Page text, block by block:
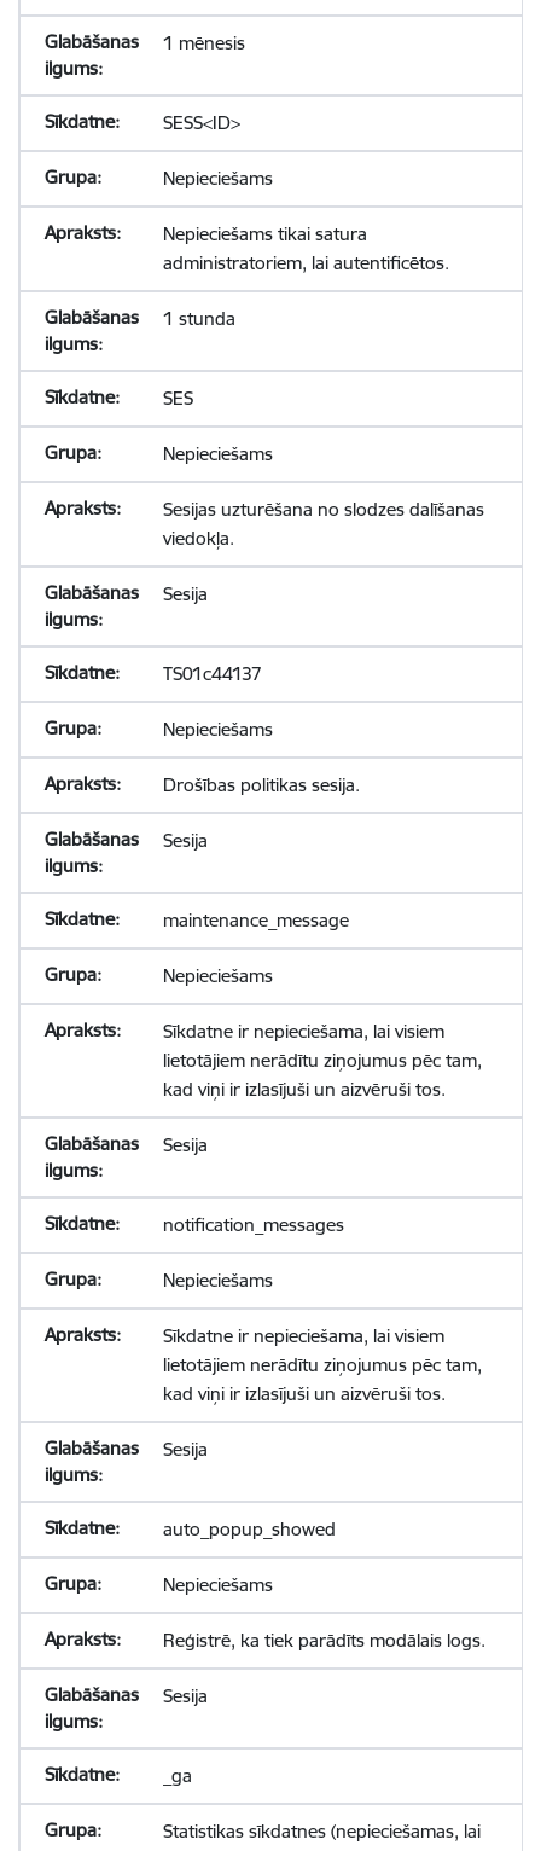
1 mēnesis
SESS<ID>
Nepieciešams
Nepieciešams tikai satura
administratoriem, lai autentificētos.
1 stunda
SES
Nepieciešams
Sesijas uzturēšana no slodzes dalīšanas
viedokļa.
Sesija
TS01c44137
Nepieciešams
Drošības politikas sesija.
Sesija
maintenance_message
Nepieciešams
Sīkdatne ir nepieciešama, lai visiem
lietotājiem nerādītu ziņojumus pēc tam,
kad viņi ir izlasījuši un aizvēruši tos.
Sesija
notification_messages
Nepieciešams
Sīkdatne ir nepieciešama, lai visiem
lietotājiem nerādītu ziņojumus pēc tam,
kad viņi ir izlasījuši un aizvēruši tos.
Sesija
auto_popup_showed
Nepieciešams
Reģistrē, ka tiek parādīts modālais logs.
Sesija
_ga
Statistikas sīkdatnes (nepieciešamas, lai